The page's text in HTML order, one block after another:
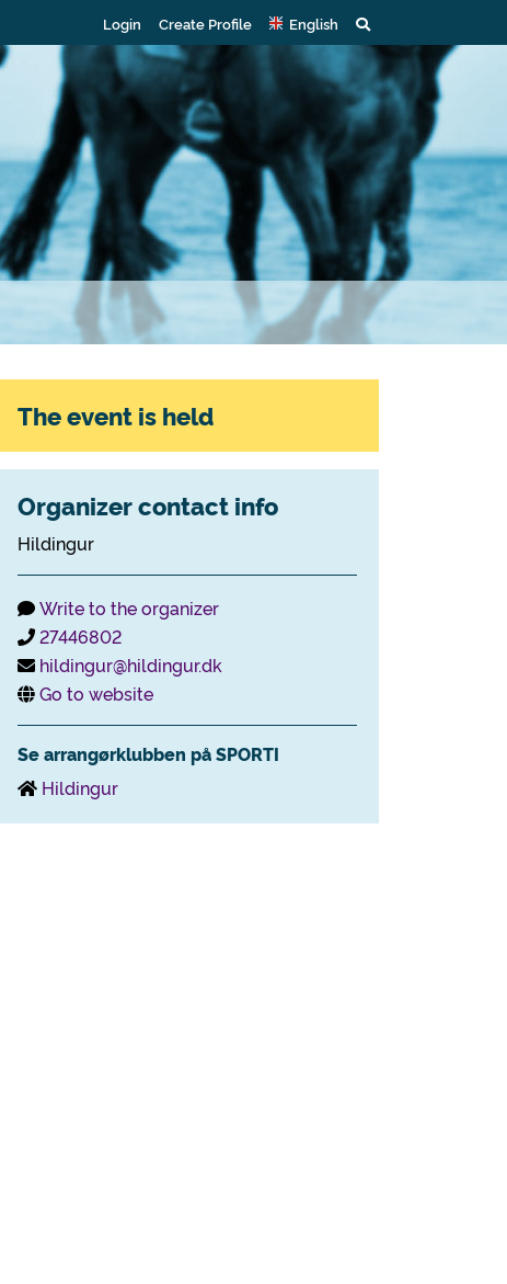
Login Create Profile English
The event is held
Organizer contact info
Hildingur
Write to the organizer
27446802
hildingur@hildingur.dk
Go to website
Se arrangørklubben på SPORTI
Hildingur